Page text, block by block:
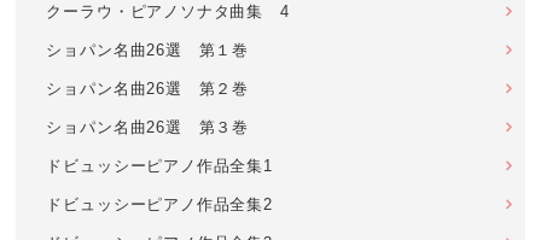
クーラウ・ピアノソナタ曲集 4
ショパン名曲26選 第１巻
ショパン名曲26選 第２巻
ショパン名曲26選 第３巻
ドビュッシーピアノ作品全集1
ドビュッシーピアノ作品全集2